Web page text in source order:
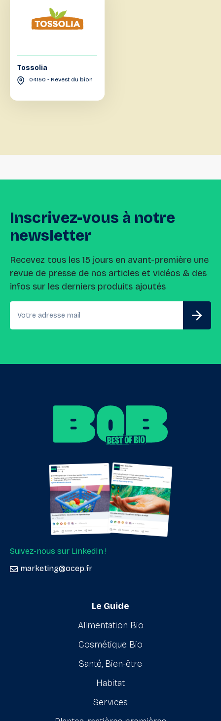
Tossolia
04150 - Revest du bion
Inscrivez-vous à notre
newsletter
Recevez tous les 15 jours en avant-première une
revue de presse de nos articles et vidéos & des
infos sur les derniers produits ajoutés
Suivez-nous sur LinkedIn !
marketing@ocep.fr
Le Guide
Alimentation Bio
Cosmétique Bio
Santé, Bien-être
Habitat
Services